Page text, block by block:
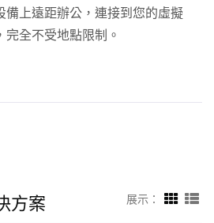
備上遠距辦公，連接到您的虛擬
完全不受地點限制。
方案 展示：